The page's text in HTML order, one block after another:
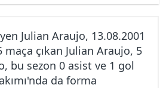
Julian Araujo, 13.08.2001
çıkan Julian Araujo, 5
bu sezon 0 asist ve 1 gol
da forma